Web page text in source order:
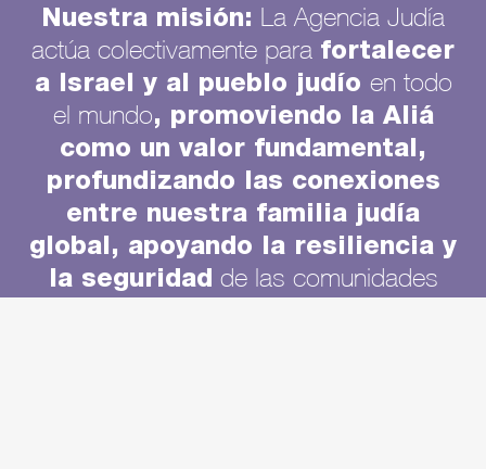
Nuestra misión: La Agencia Judía
actúa colectivamente para fortalecer
a Israel y al pueblo judío en todo
el mundo, promoviendo la Aliá
como un valor fundamental,
profundizando las conexiones
entre nuestra familia judía
global, apoyando la resiliencia y
la seguridad de las comunidades